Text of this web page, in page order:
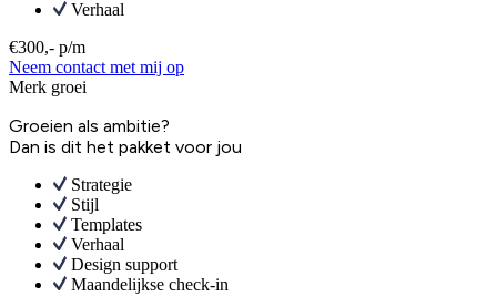
Verhaal
€300,- p/m
Neem contact met mij op
Merk groei
Groeien als ambitie?
Dan is dit het pakket voor jou
Strategie
Stijl
Templates
Verhaal
Design support
Maandelijkse check-in